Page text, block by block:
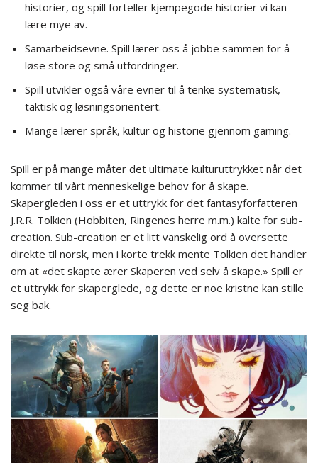
historier, og spill forteller kjempegode historier vi kan
lære mye av.
Samarbeidsevne. Spill lærer oss å jobbe sammen for å
løse store og små utfordringer.
Spill utvikler også våre evner til å tenke systematisk,
taktisk og løsningsorientert.
Mange lærer språk, kultur og historie gjennom gaming.
Spill er på mange måter det ultimate kulturuttrykket når det
kommer til vårt menneskelige behov for å skape.
Skapergleden i oss er et uttrykk for det fantasyforfatteren
J.R.R. Tolkien (Hobbiten, Ringenes herre m.m.) kalte for sub-
creation. Sub-creation er et litt vanskelig ord å oversette
direkte til norsk, men i korte trekk mente Tolkien det handler
om at «det skapte ærer Skaperen ved selv å skape.» Spill er
et uttrykk for skaperglede, og dette er noe kristne kan stille
seg bak.